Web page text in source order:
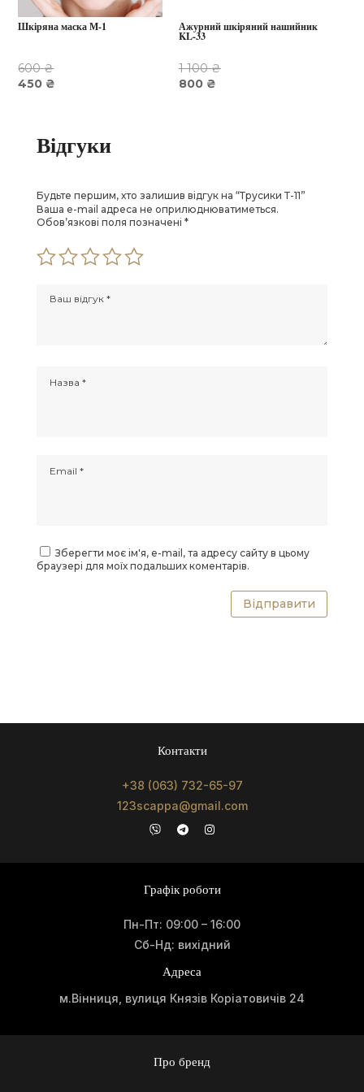
Шкіряна маска М-1
600₴
Оригінальна
450 ₴
Ажурний шкіряний нашийник
KL-33
1 100₴
Оригінальна
800 ₴
Відгуки
Будьте першим, хто залишив відгук на “Трусики Т-11”
Ваша e-mail адреса не оприлюднюватиметься.
Обов’язкові поля позначені *
Зберегти моє ім'я, e-mail, та адресу сайту в цьому
браузері для моїх подальших коментарів.
Відправити
Контакти
+38 (063) 732-65-97
123scappa@gmail.com
Графік роботи
Пн-Пт: 09:00 – 16:00
Сб-Нд: вихідний
Адреса
м.Вінниця, вулиця Князів Коріатовичів 24
Про бренд